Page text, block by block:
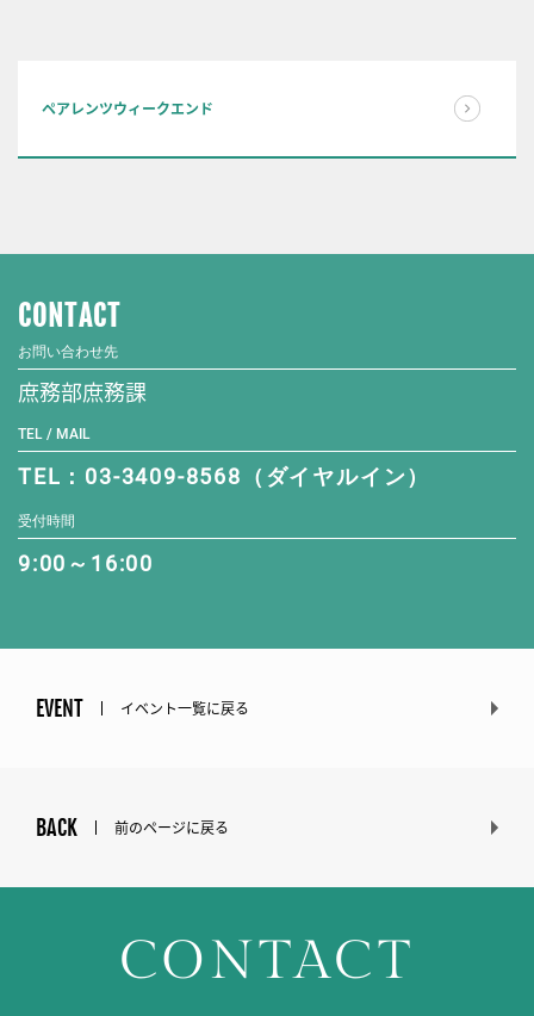
ペアレンツウィークエンド
CONTACT
お問い合わせ先
庶務部庶務課
TEL / MAIL
TEL：03-3409-8568（ダイヤルイン）
受付時間
9:00～16:00
EVENT イベント一覧に戻る
BACK 前のページに戻る
CONTACT